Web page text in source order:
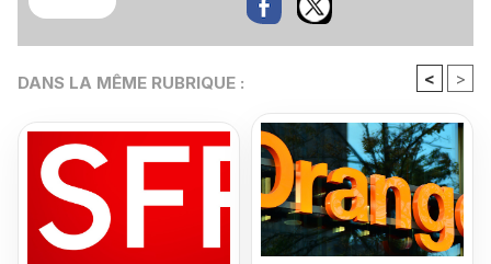
DANS LA MÊME RUBRIQUE : < >